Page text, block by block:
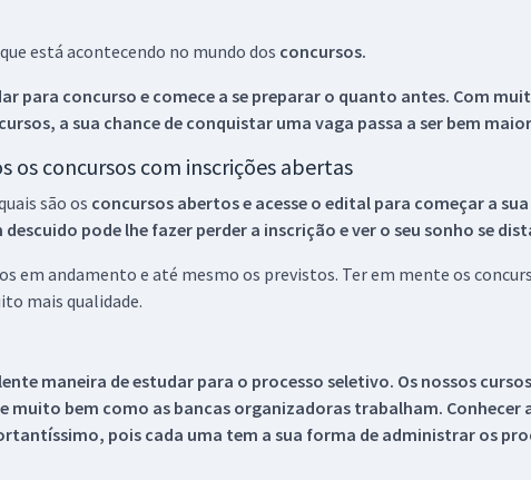
está acontecendo no mundo dos concursos.
para concurso e comece a se preparar o quanto antes. Com
a sua chance de conquistar uma vaga passa a ser bem
os concursos com inscrições abertas
são os concursos abertos e acesse o edital para começar a
pode lhe fazer perder a inscrição e ver o seu sonho se
em andamento e até mesmo os previstos. Ter em mente os
mais qualidade.
maneira de estudar para o processo seletivo. Os nossos
muito bem como as bancas organizadoras trabalham.
pois cada uma tem a sua forma de administrar os